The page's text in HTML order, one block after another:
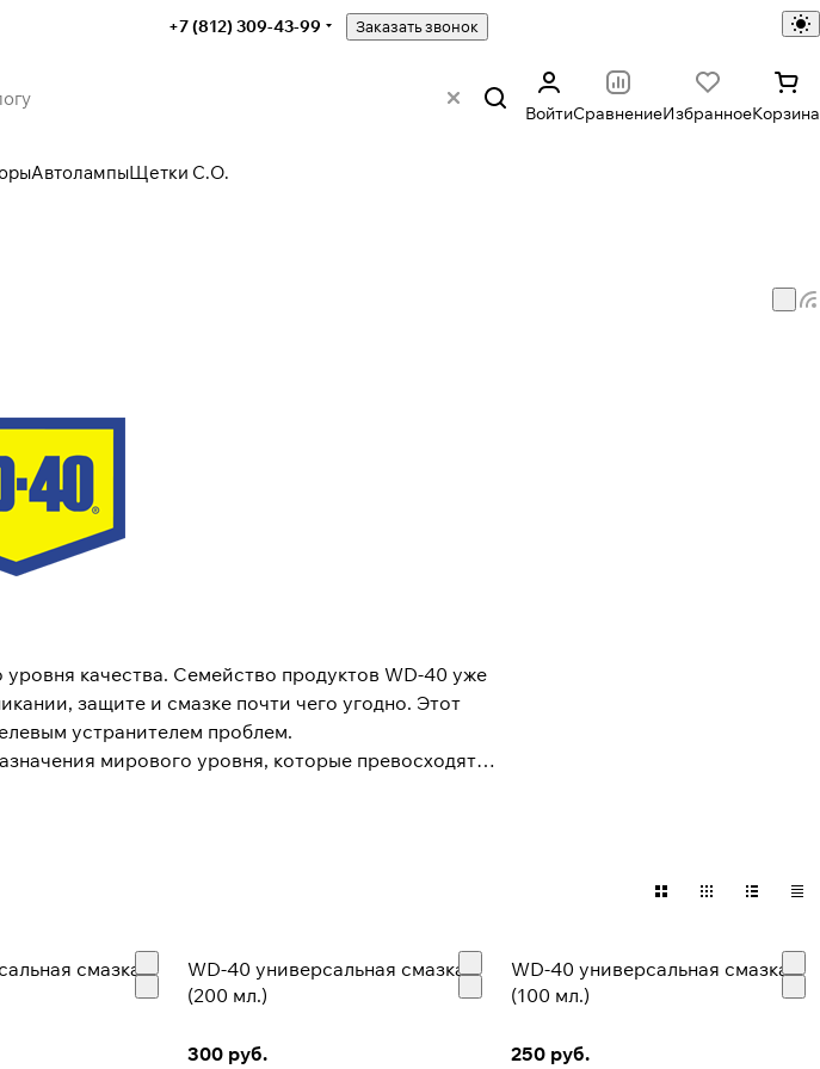
+7 (812) 309-43-99 Заказать звонок
ВойтиСравнениеИзбранноеКорзина
АвтолампыЩетки С.О.
качества. Семейство продуктов WD-40 уже
защите и смазке почти чего угодно. Этот
устранителем проблем.
мирового уровня, которые превосходят
в гаражах и ящиках с инструментами по всему
своих категориях. Миссия компании WD-40 -
всегда поощряет тех, кто берет на себя
бизнеса и его роста.
торговые марки компании, находятся
смазка
WD-40 универсальная смазка
(200 мл.)
300 руб.
WD-40 универсальная смазка
(100 мл.)
250 руб.